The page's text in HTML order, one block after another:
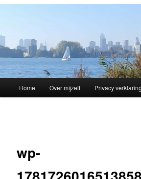
Skip
content
Home Over mijzelf Privacy verklaring
wp-